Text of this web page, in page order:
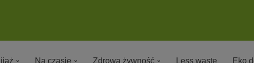
Na czasie Zdrowa żywność Less waste Eko